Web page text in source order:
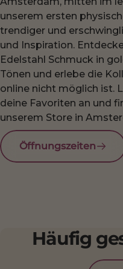
unserem ersten
trendiger und
und Inspiration.
Edelstahl Schmuck in
Tönen und erlebe die
online nicht möglich ist.
deine Favoriten an und
unserem Store in
Öffnungszeiten
Häufig